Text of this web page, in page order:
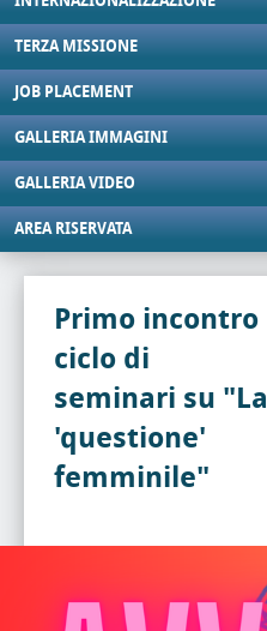
TERZA MISSIONE
JOB PLACEMENT
GALLERIA IMMAGINI
GALLERIA VIDEO
AREA RISERVATA
Primo incontro
ciclo di
seminari su "La
'questione'
femminile"